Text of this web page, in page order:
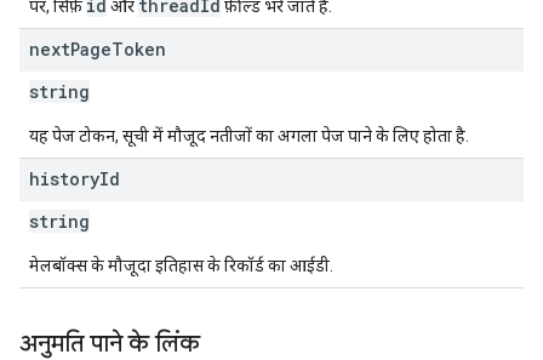
पर, सिर्फ़ id और threadId फ़ील्ड भरे जाते हैं.
nextPageToken
string
यह पेज टोकन, सूची में मौजूद नतीजों का अगला पेज पाने के लिए होता है.
historyId
string
मेलबॉक्स के मौजूदा इतिहास के रिकॉर्ड का आईडी.
अनुमति पाने के लिंक